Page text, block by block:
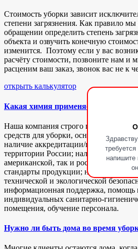
Стоимость уборки зависит
степени загрязнения. Как правило
обращении определить степень
объекта и озвучить конечную
изменится. Поэтому если у вас
расчёту стоимости, позвоните нам и
расценим ваш заказ, звонок вас не к
открыть калькулятор
Какая химия применяется
Наша компания строго подходит к
средств для уборки, основными
наличие аккредитации/права
территории России; наличие
американской, так и российской;
стандарты продукции; наличие
технической и экологической
информационная поддержка, помощь
индивидуальных санитарно-
помещения, обучение персонала.
Нужно ли быть дома во время